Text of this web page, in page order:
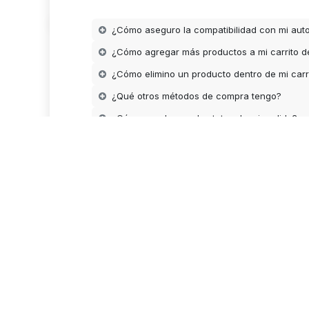
¿Cómo aseguro la compatibilidad con mi
¿Cómo agregar más productos a mi carrito
¿Cómo elimino un producto dentro de mi
¿Qué otros métodos de compra tengo?
¿Cómo puedo ver el estatus de mi pedido?
Derechos de autor © Designios Universales para México S. de R.L. de C.V.
Marcas y logotipos ilustrados en la presente pagina pertenecen a sus respectivos
-Todos los derechos reservados.